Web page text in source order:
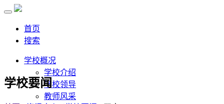
首页
搜索
学校概况
学校介绍
学校领导
教师风采
学校要闻